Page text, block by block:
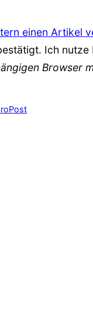
einen Artikel
Ich
Browser